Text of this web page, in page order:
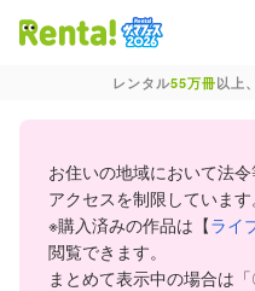
レンタル55万冊以上
お住いの地域において法令
アクセスを制限しています
※購入済みの作品は【ライ
閲覧できます。
まとめて表示中の場合は